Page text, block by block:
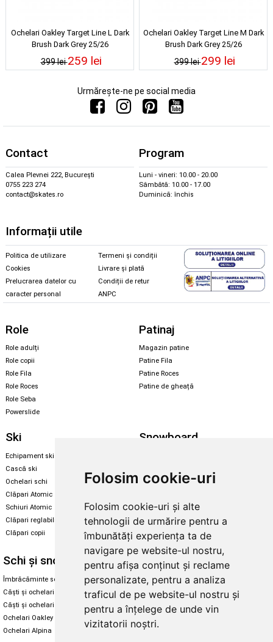
Folosim cookie-uri
Folosim cookie-uri și alte
tehnologii de urmărire pentru a
îmbunătăți experiența ta de
navigare pe website-ul nostru,
pentru afișa conținut și reclame
personalizate, pentru a analiza
traficul de pe website-ul nostru și
pentru a înțelege de unde vin
vizitatorii noștri.
Ochelari Oakley Target Line L Dark
Brush Dark Grey 25/26
399 lei259 lei
Ochelari Oakley Target Line M Dark
Brush Dark Grey 25/26
399 lei299 lei
Urmărește-ne pe social media
Contact
Calea Plevnei 222, București
0755 223 274
contact@skates.ro
Program
Luni - vineri: 10.00 - 20.00
Sâmbătă: 10.00 - 17.00
Duminică: închis
Informații utile
Politica de utilizare
Cookies
Prelucrarea datelor cu
caracter personal
Termeni și condiții
Livrare și plată
Condiții de retur
ANPC
Role
Role adulți
Role copii
Role Fila
Role Roces
Role Seba
Powerslide
Patinaj
Magazin patine
Patine Fila
Patine Roces
Patine de gheață
Ski
Echipament ski
Cască ski
Ochelari schi
Clăpari Atomic
Schiuri Atomic
Clăpari reglabili
Clăpari copii
Snowboard
Legături Rome SDS
Skate & longboard
Santa Cruz
Enuff Skateboards
Schi și snowboard
Îmbrăcăminte schi și snowboard
Căști și ochelari de iarnă
Căști și ochelari Alpina
Ochelari Oakley
Ochelari Alpina
Diverse
Cum aleg rolele
Cum aleg ochelarii
Ochelari de soare Oakley
Ochelari de soare Alpina
Intretinere manusi